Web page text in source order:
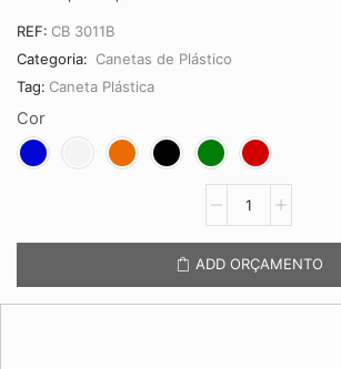
REF: CB 3011B
Categoria: Canetas de Plástico
Tag: Caneta Plástica
Cor
Plástica
quantidade
ADD ORÇAMENTO